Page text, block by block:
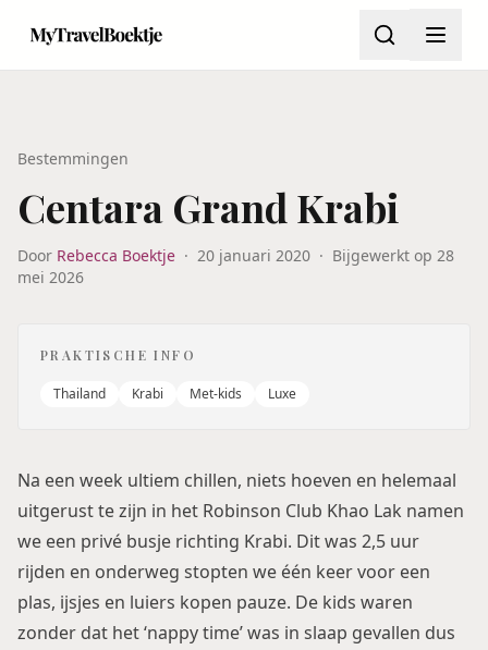
Bestemmingen
Centara Grand Krabi
Door Rebecca Boektje · 20 januari 2020 · Bijgewerkt op 28
mei 2026
PRAKTISCHE INFO
Thailand Krabi Met-kids Luxe
Na een week ultiem chillen, niets hoeven en helemaal
uitgerust te zijn in het Robinson Club Khao Lak namen
we een privé busje richting Krabi. Dit was 2,5 uur
rijden en onderweg stopten we één keer voor een
plas, ijsjes en luiers kopen pauze. De kids waren
zonder dat het ‘nappy time’ was in slaap gevallen dus